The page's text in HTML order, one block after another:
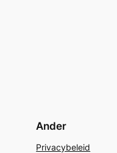
Ander
Privacybeleid